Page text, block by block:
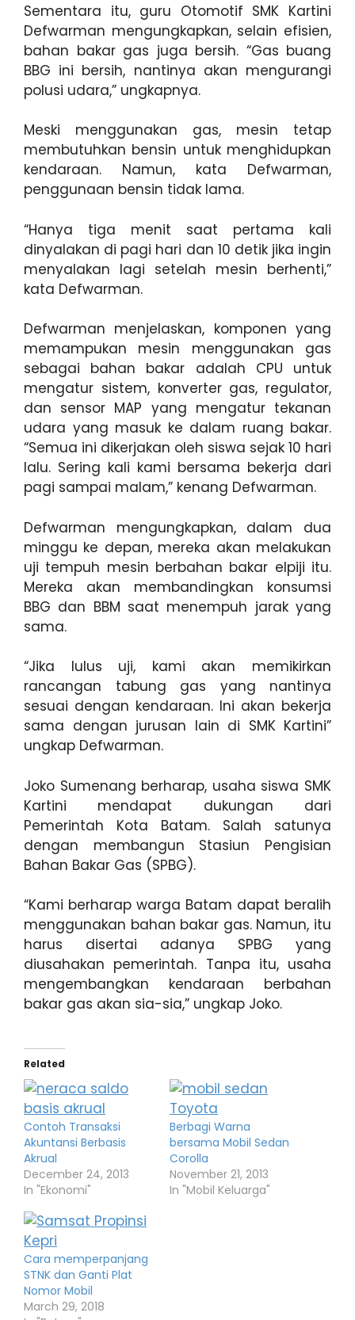
Sementara itu, guru Otomotif SMK Kartini
Defwarman mengungkapkan, selain efisien,
bahan bakar gas juga bersih. “Gas buang
BBG ini bersih, nantinya akan mengurangi
polusi udara,” ungkapnya.
Meski menggunakan gas, mesin tetap
membutuhkan bensin untuk menghidupkan
kendaraan. Namun, kata Defwarman,
penggunaan bensin tidak lama.
“Hanya tiga menit saat pertama kali
dinyalakan di pagi hari dan 10 detik jika ingin
menyalakan lagi setelah mesin berhenti,”
kata Defwarman.
Defwarman menjelaskan, komponen yang
memampukan mesin menggunakan gas
sebagai bahan bakar adalah CPU untuk
mengatur sistem, konverter gas, regulator,
dan sensor MAP yang mengatur tekanan
udara yang masuk ke dalam ruang bakar.
“Semua ini dikerjakan oleh siswa sejak 10 hari
lalu. Sering kali kami bersama bekerja dari
pagi sampai malam,” kenang Defwarman.
Defwarman mengungkapkan, dalam dua
minggu ke depan, mereka akan melakukan
uji tempuh mesin berbahan bakar elpiji itu.
Mereka akan membandingkan konsumsi
BBG dan BBM saat menempuh jarak yang
sama.
“Jika lulus uji, kami akan memikirkan
rancangan tabung gas yang nantinya
sesuai dengan kendaraan. Ini akan bekerja
sama dengan jurusan lain di SMK Kartini”
ungkap Defwarman.
Joko Sumenang berharap, usaha siswa SMK
Kartini mendapat dukungan dari
Pemerintah Kota Batam. Salah satunya
dengan membangun Stasiun Pengisian
Bahan Bakar Gas (SPBG).
“Kami berharap warga Batam dapat beralih
menggunakan bahan bakar gas. Namun, itu
harus disertai adanya SPBG yang
diusahakan pemerintah. Tanpa itu, usaha
mengembangkan kendaraan berbahan
bakar gas akan sia-sia,” ungkap Joko.
Related
Contoh Transaksi
Akuntansi Berbasis
Akrual
December 24, 2013
In "Ekonomi"
Berbagi Warna
bersama Mobil Sedan
Corolla
November 21, 2013
In "Mobil Keluarga"
Cara memperpanjang
STNK dan Ganti Plat
Nomor Mobil
March 29, 2018